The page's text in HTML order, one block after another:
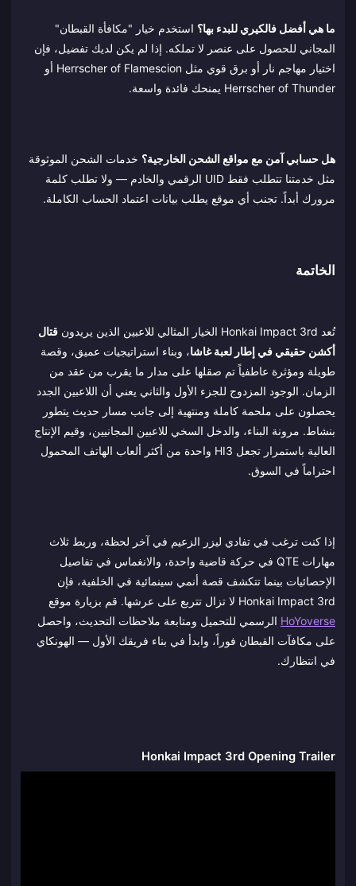
ما هي أفضل فالكيري للبدء بها؟ استخدم خيار "مكافأة القبطان"
المجاني للحصول على عنصر لا تملكه. إذا لم يكن لديك تفضيل، فإن
اختيار مهاجم نار أو برق قوي مثل Herrscher of Flamescion أو
Herrscher of Thunder يمنحك فائدة واسعة.
هل حسابي آمن مع مواقع الشحن الخارجية؟ خدمات الشحن الموثوقة
مثل خدمتنا تتطلب فقط UID الرقمي والخادم — ولا تطلب كلمة
مرورك أبداً. تجنب أي موقع يطلب بيانات اعتماد الحساب الكاملة.
الخاتمة
تُعد Honkai Impact 3rd الخيار المثالي للاعبين الذين يريدون
قتال
أكشن حقيقي في إطار لعبة غاشا، وبناء استراتيجيات عميق، وقصة
طويلة ومؤثرة عاطفياً تم صقلها على مدار ما يقرب من عقد من
الزمان. الوجود المزدوج للجزء الأول والثاني يعني أن اللاعبين الجدد
يحصلون على ملحمة كاملة ومنتهية إلى جانب مسار حديث يتطور
بنشاط. مرونة البناء، والدخل السخي للاعبين المجانيين، وقيم الإنتاج
العالية باستمرار تجعل HI3 واحدة من أكثر ألعاب الهاتف المحمول
احتراماً في السوق.
إذا كنت ترغب في تفادي ليزر الزعيم في آخر لحظة، وربط ثلاث
مهارات QTE في حركة قاضية واحدة، والانغماس في تفاصيل
الإحصائيات بينما تتكشف قصة أنمي سينمائية في الخلفية، فإن
Honkai Impact 3rd لا تزال تتربع على عرشها. قم بزيارة موقع
HoYoverse الرسمي للتحميل ومتابعة ملاحظات التحديث، واحصل
على مكافآت القبطان فوراً، وابدأ في بناء فريقك الأول — الهونكاي
في انتظارك.
Honkai Impact 3rd Opening Trailer